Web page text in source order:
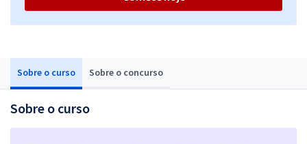
Sobre o curso Sobre o concurso
Sobre o curso